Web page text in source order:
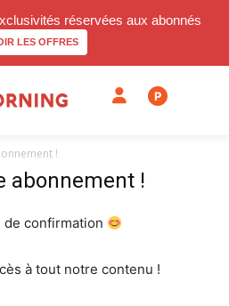
réservées aux abonnés
LES OFFRES
P
!
abonnement !
de confirmation
à tout notre contenu !